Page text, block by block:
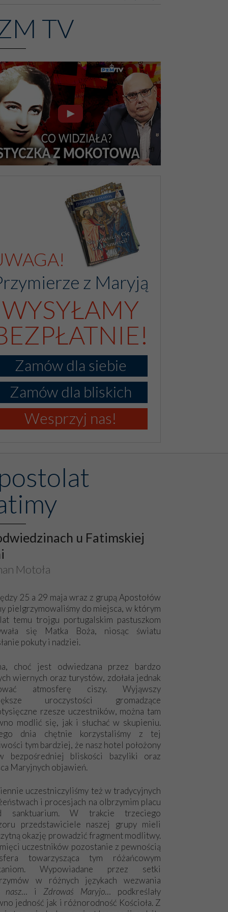
TV
z Maryją
WYSYŁAMY
Zamów dla siebie
Zamów dla bliskich
Wesprzyj nas!
u Fatimskiej
Motoła
25 a 29 maja wraz z grupą Apostołów
pielgrzymowaliśmy do miejsca, w którym
temu trojgu portugalskim pastuszkom
się Matka Boża, niosąc światu
pokuty i nadziei.
choć jest odwiedzana przez bardzo
wiernych oraz turystów, zdołała jednak
atmosferę ciszy. Wyjąwszy
uroczystości gromadzące
rzesze uczestników, można tam
modlić się, jak i słuchać w skupieniu.
dnia chętnie korzystaliśmy z tej
tym bardziej, że nasz hotel położony
bezpośredniej bliskości bazyliki oraz
Maryjnych objawień.
uczestniczyliśmy też w tradycyjnych
i procesjach na olbrzymim placu
sanktuarium. W trakcie trzeciego
przedstawiciele naszej grupy mieli
okazję prowadzić fragment modlitwy.
uczestników pozostanie z pewnością
towarzysząca tym różańcowym
Wypowiadane przez setki
w różnych językach wezwania
nasz… i Zdrowaś Maryjo… podkreślały
jedność jak i różnorodność Kościoła. Z